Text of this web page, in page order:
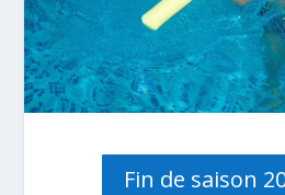
Fin de saison